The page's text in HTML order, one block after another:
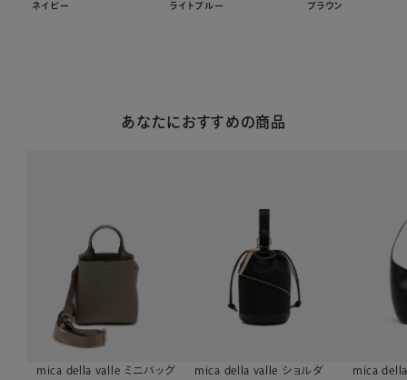
ネイビー
ライトブルー
ブラウン
あなたにおすすめの商品
mica della valle ミニバッグ
mica della valle ショルダ
mica